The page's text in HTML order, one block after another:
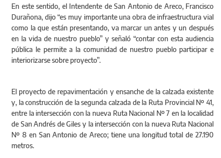
En este sentido, el Intendente de San Antonio de Areco, Francisco
Durañona, dijo “es muy importante una obra de infraestructura vial
como la que están presentando, va marcar un antes y un después
en la vida de nuestro pueblo” y señaló “contar con esta audiencia
pública le permite a la comunidad de nuestro pueblo participar e
interiorizarse sobre proyecto”.
El proyecto de repavimentación y ensanche de la calzada existente
y, la construcción de la segunda calzada de la Ruta Provincial Nº 41,
entre la intersección con la nueva Ruta Nacional Nº 7 en la localidad
de San Andrés de Giles y la intersección con la nueva Ruta Nacional
Nº 8 en San Antonio de Areco; tiene una longitud total de 27.190
metros.